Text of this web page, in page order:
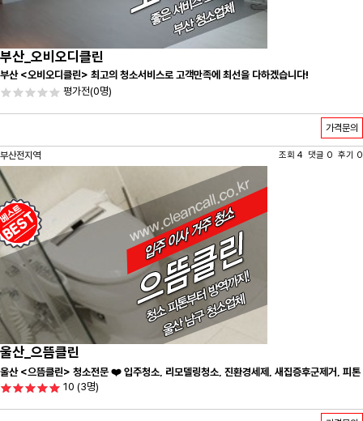
부산_오비오디클린
부산 <오비오디클린> 최고의 청소서비스로 고객만족에 최선을 다하겠습니다!
평가전(0명)
가격문의
부산전지역 조회 4 댓글 0 후기 0
울산_으뜸클린
울산 <으뜸클린> 청소전문 ❤️ 입주청소, 리모델링청소, 진환경세제, 새집증후군제거, 피톤
치드시공 전문 청소 업체 ❤️
10 (3명)